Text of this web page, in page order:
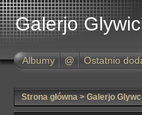
Galerjo
Albumy @ Ostatnio
Strona główna > Galerjo